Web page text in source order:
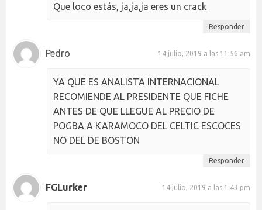
Que loco estás, ja,ja,ja eres un crack
Responder
Pedro 14 julio, 2019 a las 11:56 am
YA QUE ES ANALISTA INTERNACIONAL
RECOMIENDE AL PRESIDENTE QUE FICHE
ANTES DE QUE LLEGUE AL PRECIO DE
POGBA A KARAMOCO DEL CELTIC ESCOCES
NO DEL DE BOSTON
Responder
FGLurker 14 julio, 2019 a las 1:43 pm